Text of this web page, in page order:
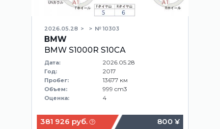
2026.05.28 № 10303
BMW
BMW S1000R S10CA
Дата: 2026.05.28
Год: 2017
Пробег: 13677 км
Объем: 999 cm3
Оценка: 4
381 926 руб. 800 ¥